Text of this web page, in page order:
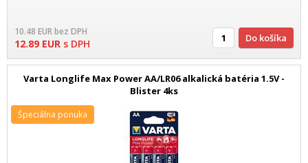
10.48 EURbez DPH
12.89 EUR s DPH Do košíka
Varta Longlife Max Power AA/LR06 alkalická batéria 1.5V -
Blister 4ks
Špeciálna ponuka